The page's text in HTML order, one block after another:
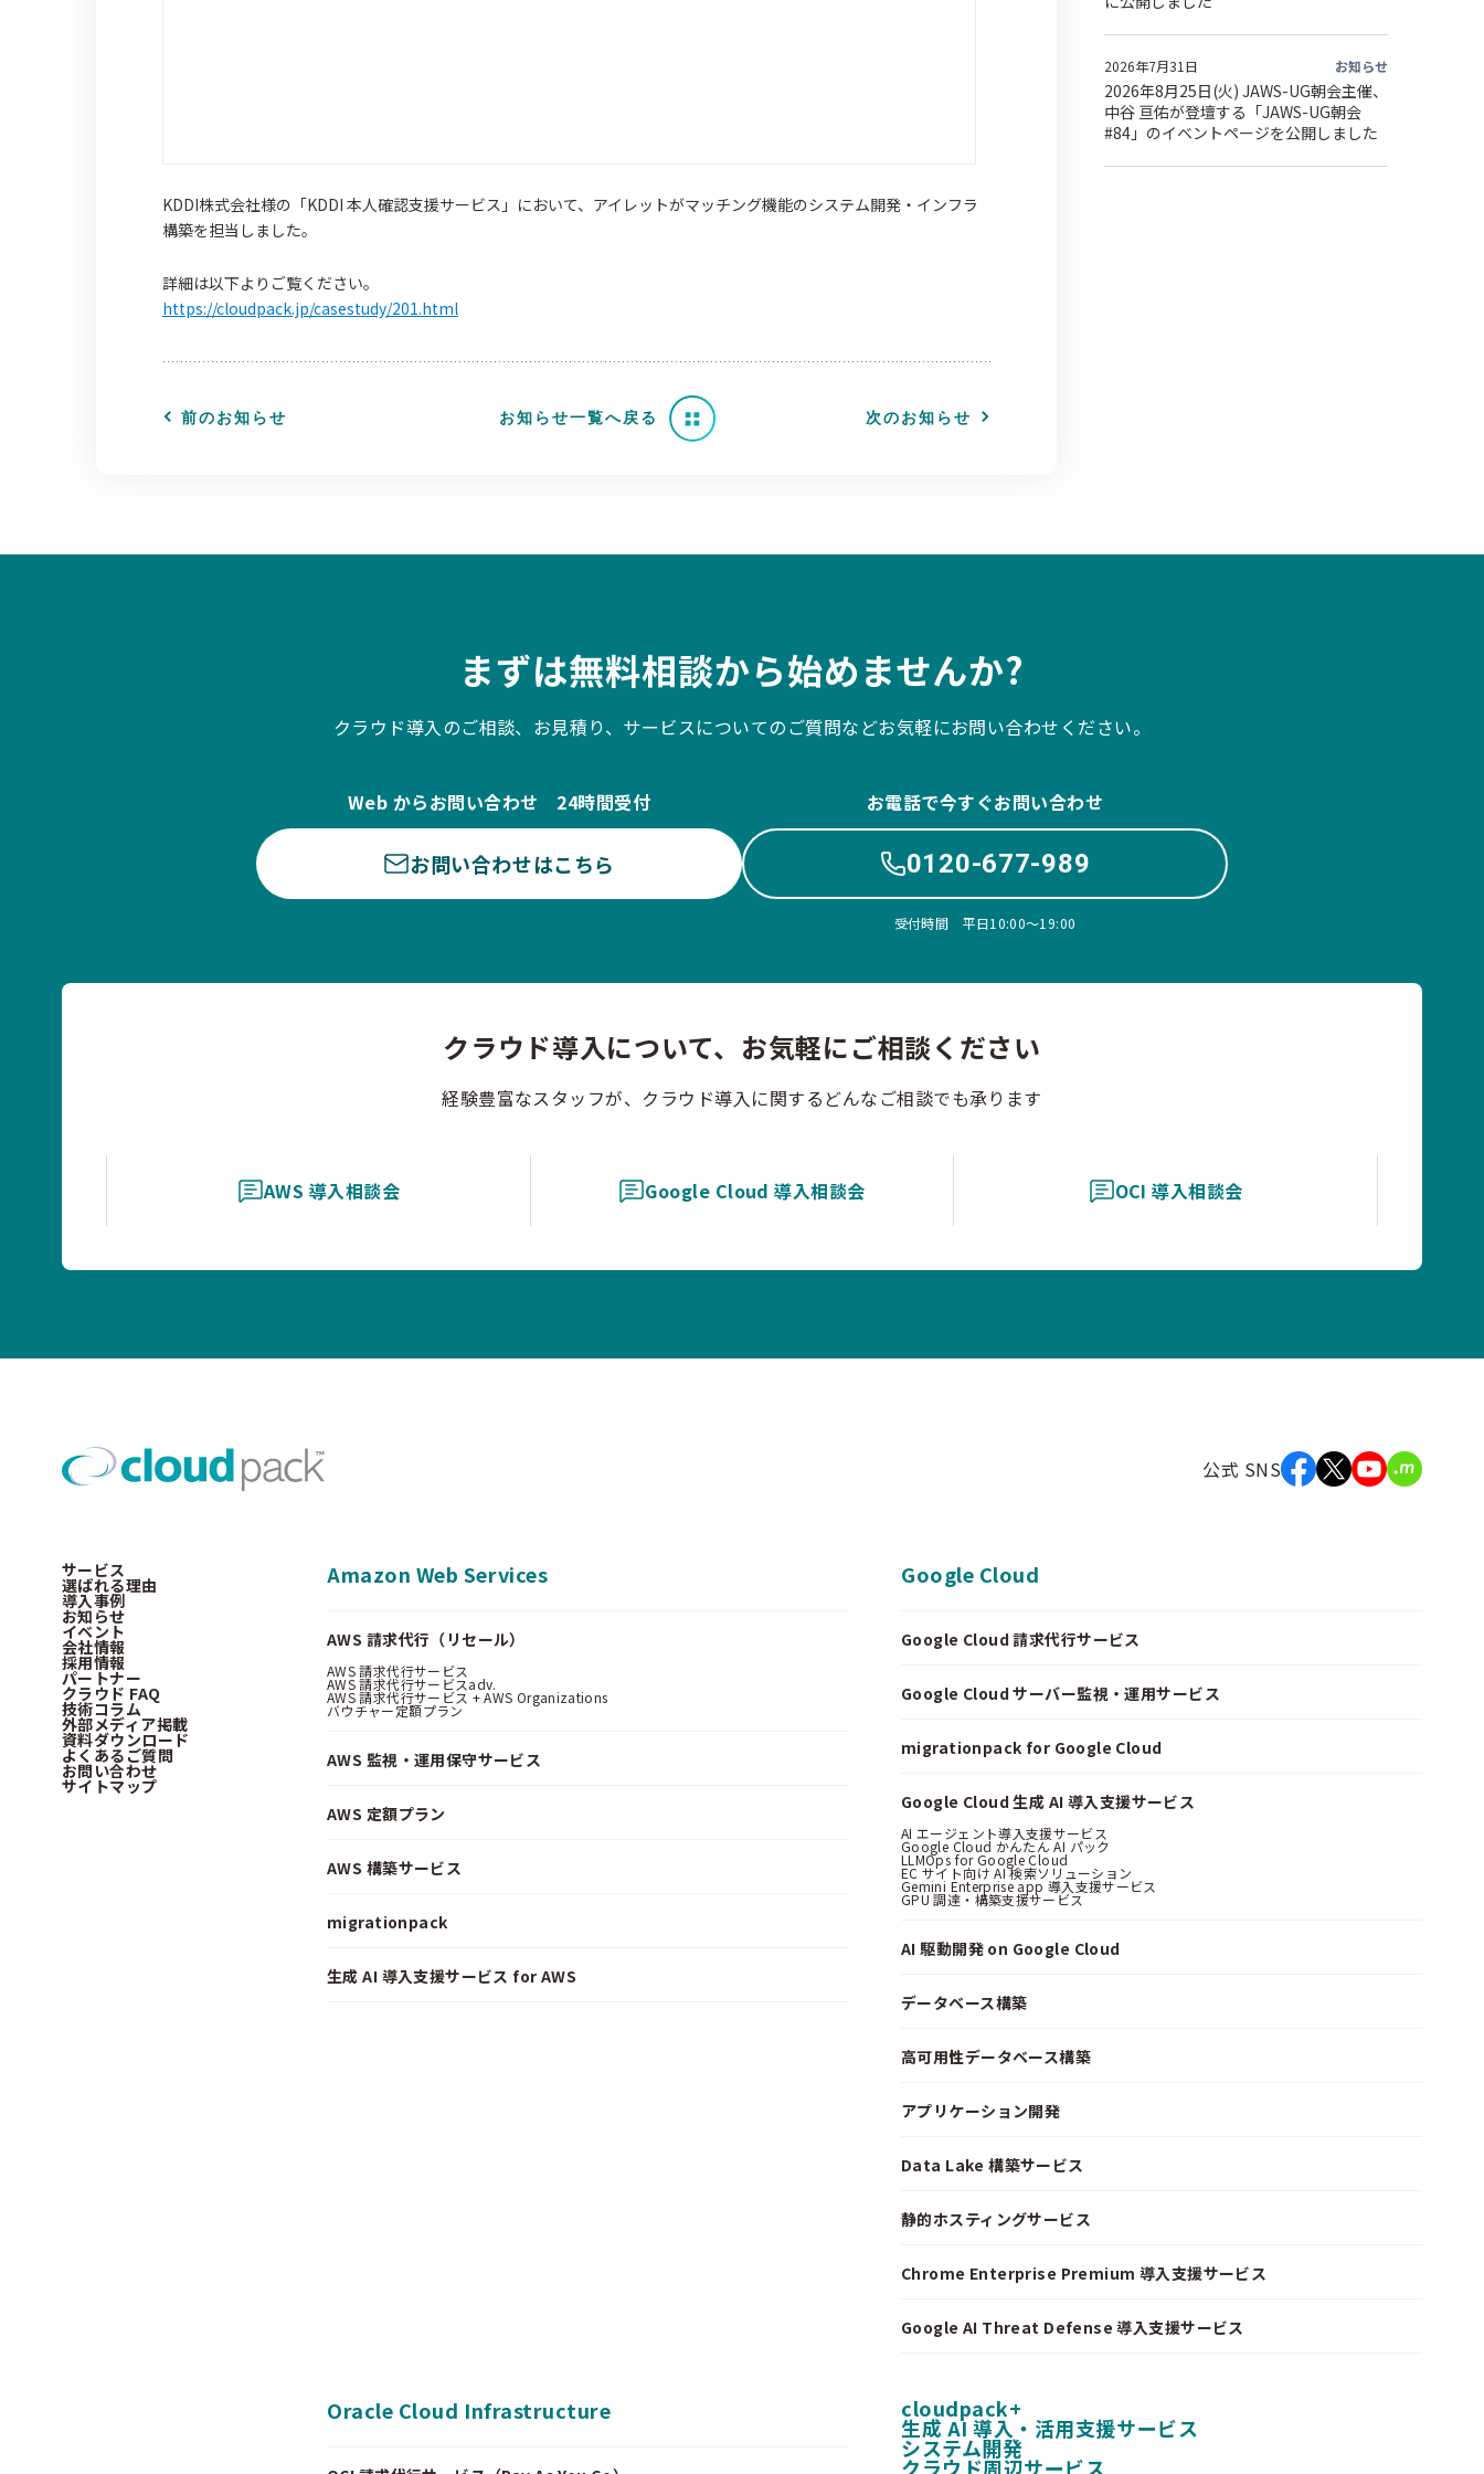
KDDI株式会社様の「KDDI 本人確認支援サービス」において、アイレットがマッチング機能のシステム開発・インフラ
構築を担当しました。
詳細は以下よりご覧ください。
https://cloudpack.jp/casestudy/201.html
前のお知らせ お知らせ一覧へ戻る 次のお知らせ
2026年7月31日 お知らせ
2026年8月25日(火) JAWS-UG朝会主催、
中谷 亘佑が登壇する「JAWS-UG朝会
#84」のイベントページを公開しました
まずは無料相談から始めませんか?
クラウド導入のご相談、お見積り、サービスについてのご質問などお気軽にお問い合わせください。
Web からお問い合わせ 24時間受付
お問い合わせはこちら
お電話で今すぐお問い合わせ
0120-677-989
受付時間 平日10:00〜19:00
クラウド導入について、お気軽にご相談ください
経験豊富なスタッフが、クラウド導入に関するどんなご相談でも承ります
AWS 導入相談会 Google Cloud 導入相談会 OCI 導入相談会
公式 SNS
サービス
選ばれる理由
導入事例
お知らせ
イベント
会社情報
採用情報
パートナー
クラウド FAQ
技術コラム
外部メディア掲載
資料ダウンロード
よくあるご質問
お問い合わせ
サイトマップ
Amazon Web Services
AWS 請求代行（リセール）
AWS 請求代行サービス
AWS 請求代行サービスadv.
AWS 請求代行サービス + AWS Organizations
バウチャー定額プラン
AWS 監視・運用保守サービス
AWS 定額プラン
AWS 構築サービス
migrationpack
生成 AI 導入支援サービス for AWS
Google Cloud
Google Cloud 請求代行サービス
Google Cloud サーバー監視・運用サービス
migrationpack for Google Cloud
Google Cloud 生成 AI 導入支援サービス
AI エージェント導入支援サービス
Google Cloud かんたん AI パック
LLMOps for Google Cloud
EC サイト向け AI 検索ソリューション
Gemini Enterprise app 導入支援サービス
GPU 調達・構築支援サービス
AI 駆動開発 on Google Cloud
データベース構築
高可用性データベース構築
アプリケーション開発
Data Lake 構築サービス
静的ホスティングサービス
Chrome Enterprise Premium 導入支援サービス
Google AI Threat Defense 導入支援サービス
Oracle Cloud Infrastructure cloudpack+
生成 AI 導入・活用支援サービス
システム開発
クラウド周辺サービス